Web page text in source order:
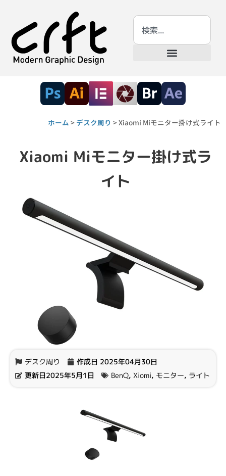
ホーム > デスク周り >Xiaomi Miモニター掛け式ライト
Xiaomi Miモニター掛け式ラ
イト
デスク周り 作成日 2025年04月30日
更新日2025年5月1日
BenQ, Xiomi, モニター, ライト